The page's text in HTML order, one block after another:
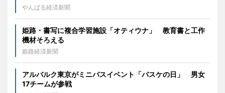
やんばる経済新聞
姫路・書写に複合学習施設「オティウナ」 教育書と工作
機材そろえる
姫路経済新聞
アルバルク東京がミニバスイベント「バスケの日」 男女
17チームが参戦